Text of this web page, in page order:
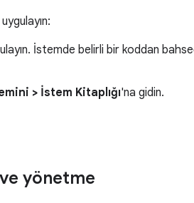
İstemde belirli bir koddan
> İstem Kitaplığı'na gidin.
yönetme